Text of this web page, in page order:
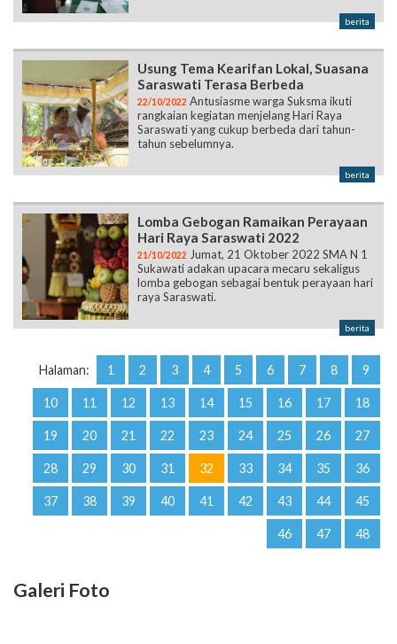
berita
Usung Tema Kearifan Lokal, Suasana
Saraswati Terasa Berbeda
22/10/2022 Antusiasme warga Suksma ikuti
rangkaian kegiatan menjelang Hari Raya
Saraswati yang cukup berbeda dari tahun-
tahun sebelumnya.
berita
Lomba Gebogan Ramaikan Perayaan
Hari Raya Saraswati 2022
21/10/2022 Jumat, 21 Oktober 2022 SMA N 1
Sukawati adakan upacara mecaru sekaligus
lomba gebogan sebagai bentuk perayaan hari
raya Saraswati.
berita
Halaman: 1 2 3 4 5 6 7 8 9
10 11 12 13 14 15 16 17 18
19 20 21 22 23 24 25 26 27
28 29 30 31 32 33 34 35 36
37 38 39 40 41 42 43 44 45
46 47 48
Galeri Foto